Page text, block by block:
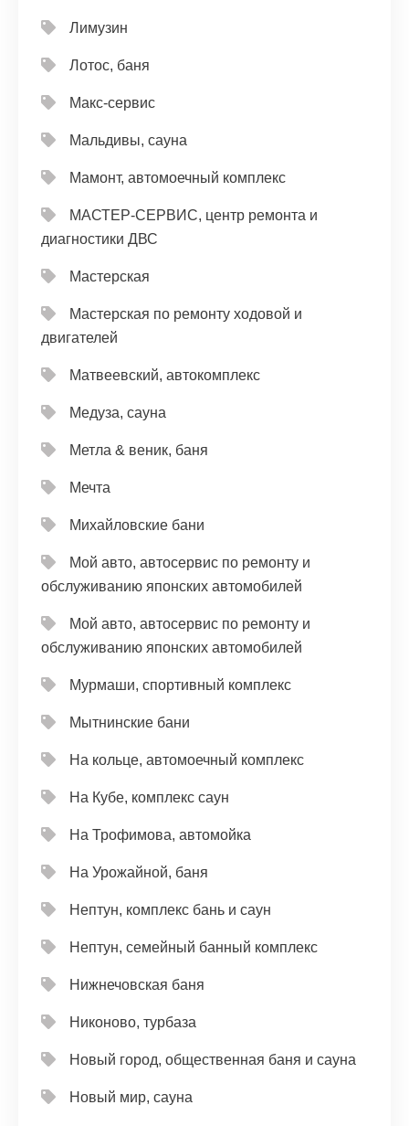
Лимузин
Лотос, баня
Макс-сервис
Мальдивы, сауна
Мамонт, автомоечный комплекс
МАСТЕР-СЕРВИС, центр ремонта и
диагностики ДВС
Мастерская
Мастерская по ремонту ходовой и
двигателей
Матвеевский, автокомплекс
Медуза, сауна
Метла & веник, баня
Мечта
Михайловские бани
Мой авто, автосервис по ремонту и
обслуживанию японских автомобилей
Мой авто, автосервис по ремонту и
обслуживанию японских автомобилей
Мурмаши, спортивный комплекс
Мытнинские бани
На кольце, автомоечный комплекс
На Кубе, комплекс саун
На Трофимова, автомойка
На Урожайной, баня
Нептун, комплекс бань и саун
Нептун, семейный банный комплекс
Нижнечовская баня
Никоново, турбаза
Новый город, общественная баня и сауна
Новый мир, сауна